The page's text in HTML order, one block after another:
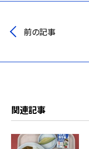
前の記事
関連記事